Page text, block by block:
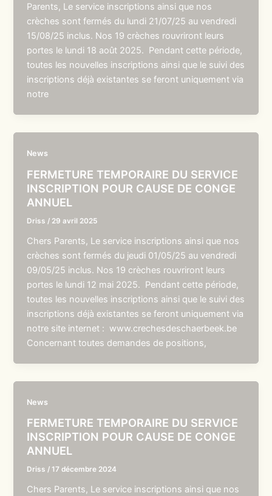
Parents, Le service inscriptions ainsi que nos
crèches sont fermés du lundi 21/07/25 au vendredi
15/08/25 inclus. Nos 19 crèches rouvriront leurs
portes le lundi 18 août 2025. Pendant cette période,
toutes les nouvelles inscriptions ainsi que le suivi des
inscriptions déjà existantes se feront uniquement via
notre
News
FERMETURE TEMPORAIRE DU SERVICE
INSCRIPTION POUR CAUSE DE CONGE
ANNUEL
Driss / 29 avril 2025
Chers Parents, Le service inscriptions ainsi que nos
crèches sont fermés du jeudi 01/05/25 au vendredi
09/05/25 inclus. Nos 19 crèches rouvriront leurs
portes le lundi 12 mai 2025. Pendant cette période,
toutes les nouvelles inscriptions ainsi que le suivi des
inscriptions déjà existantes se feront uniquement via
notre site internet : www.crechesdeschaerbeek.be
Concernant toutes demandes de positions,
News
FERMETURE TEMPORAIRE DU SERVICE
INSCRIPTION POUR CAUSE DE CONGE
ANNUEL
Driss /17 décembre 2024
Chers Parents, Le service inscriptions ainsi que nos